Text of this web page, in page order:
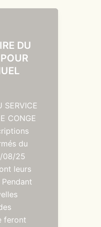
DU
SERVICE
CONGE
du
08/25
leurs
feront